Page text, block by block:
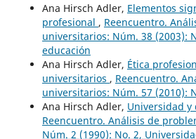
Ana Hirsch Adler, Elementos
profesional , Reencuentro.
universitarios: Núm. 38 (2003):
educación
Ana Hirsch Adler, Ética
universitarios , Reencuentro.
universitarios: Núm. 57 (2010):
Ana Hirsch Adler, Universidad y
Reencuentro. Análisis de
Núm. 2 (1990): No. 2,